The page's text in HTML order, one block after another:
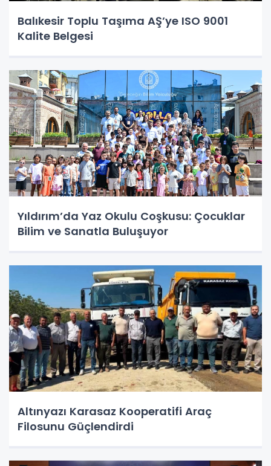
Balıkesir Toplu Taşıma AŞ’ye ISO 9001
Kalite Belgesi
Yıldırım’da Yaz Okulu Coşkusu: Çocuklar
Bilim ve Sanatla Buluşuyor
Altınyazı Karasaz Kooperatifi Araç
Filosunu Güçlendirdi